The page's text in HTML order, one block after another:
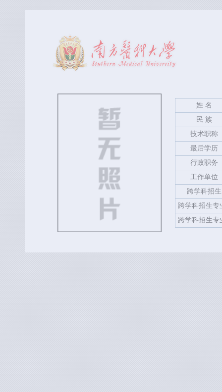
姓 名
民 族
技术职称
最后学历
行政职务
工作单位
跨学科招生
跨学科招生专
跨学科招生专